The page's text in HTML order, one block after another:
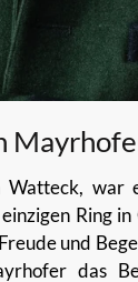
war
Ring
und
das